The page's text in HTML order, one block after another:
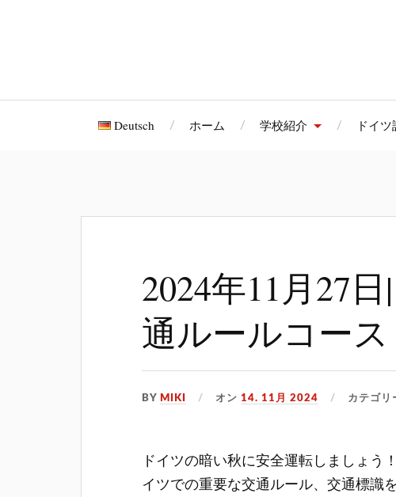
Deutsch ホーム 学校紹介 ドイ
2024年11月27
通ルールコース
BY MIKI オン14. 11月 2024 カテゴ
ドイツの暗い秋に安全運転しましょう！
イツでの重要な交通ルール、交通標識